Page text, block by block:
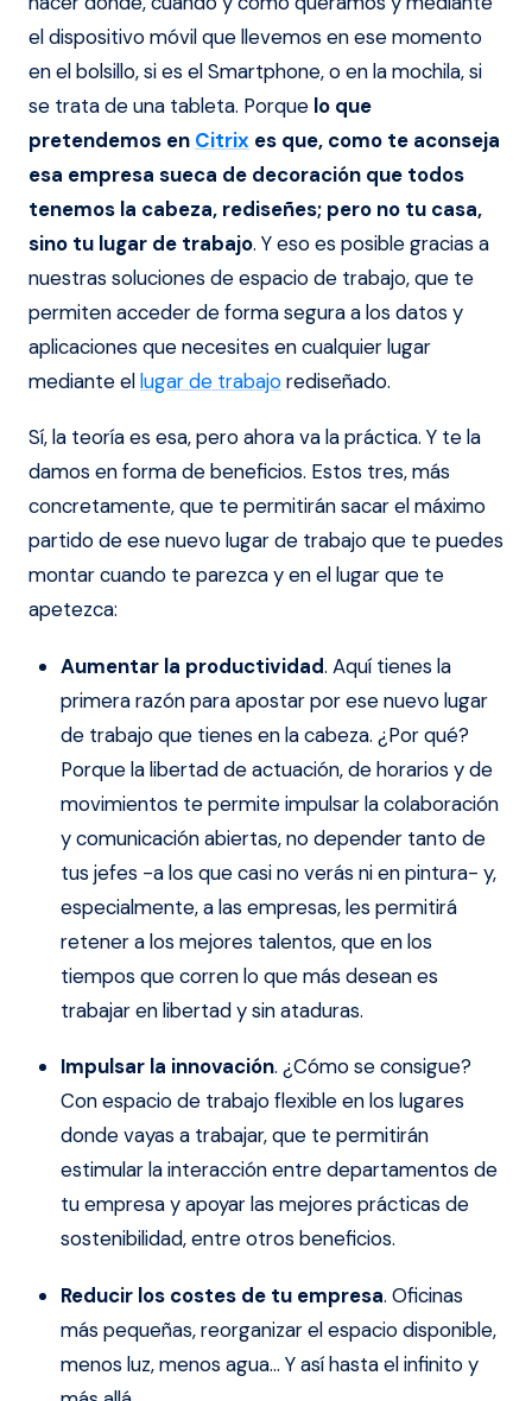
el dispositivo móvil que llevemos en ese momento
en el bolsillo, si es el Smartphone, o en la mochila, si
se trata de una tableta. Porque lo que
pretendemos en Citrix es que, como te aconseja
esa empresa sueca de decoración que todos
tenemos la cabeza, rediseñes; pero no tu casa,
sino tu lugar de trabajo. Y eso es posible gracias a
nuestras soluciones de espacio de trabajo, que te
permiten acceder de forma segura a los datos y
aplicaciones que necesites en cualquier lugar
mediante ellugar de trabajorediseñado.
Sí, la teoría es esa, pero ahora va la práctica. Y te la
damos en forma de beneficios. Estos tres, más
concretamente, que te permitirán sacar el máximo
partido de ese nuevo lugar de trabajo que te puedes
montar cuando te parezca y en el lugar que te
apetezca:
Aumentar la productividad. Aquí tienes la
primera razón para apostar por ese nuevo lugar
de trabajo que tienes en la cabeza. ¿Por qué?
Porque la libertad de actuación, de horarios y de
movimientos te permite impulsar la colaboración
y comunicación abiertas, no depender tanto de
tus jefes -a los que casi no verás ni en pintura- y,
especialmente, a las empresas, les permitirá
retener a los mejores talentos, que en los
tiempos que corren lo que más desean es
trabajar en libertad y sin ataduras.
Impulsar la innovación. ¿Cómo se consigue?
Con espacio de trabajo flexible en los lugares
donde vayas a trabajar, que te permitirán
estimular la interacción entre departamentos de
tu empresa y apoyar las mejores prácticas de
sostenibilidad, entre otros beneficios.
Reducir los costes de tu empresa. Oficinas
más pequeñas, reorganizar el espacio disponible,
menos luz, menos agua… Y así hasta el infinito y